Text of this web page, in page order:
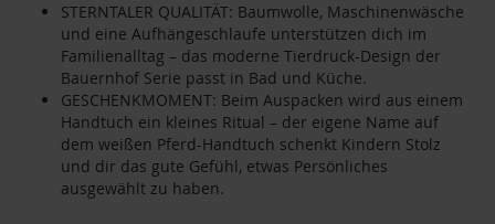
STERNTALER QUALITÄT: Baumwolle, Maschinenwäsche
und eine Aufhängeschlaufe unterstützen dich im
Familienalltag – das moderne Tierdruck-Design der
Bauernhof Serie passt in Bad und Küche.
GESCHENKMOMENT: Beim Auspacken wird aus einem
Handtuch ein kleines Ritual – der eigene Name auf
dem weißen Pferd-Handtuch schenkt Kindern Stolz
und dir das gute Gefühl, etwas Persönliches
ausgewählt zu haben.